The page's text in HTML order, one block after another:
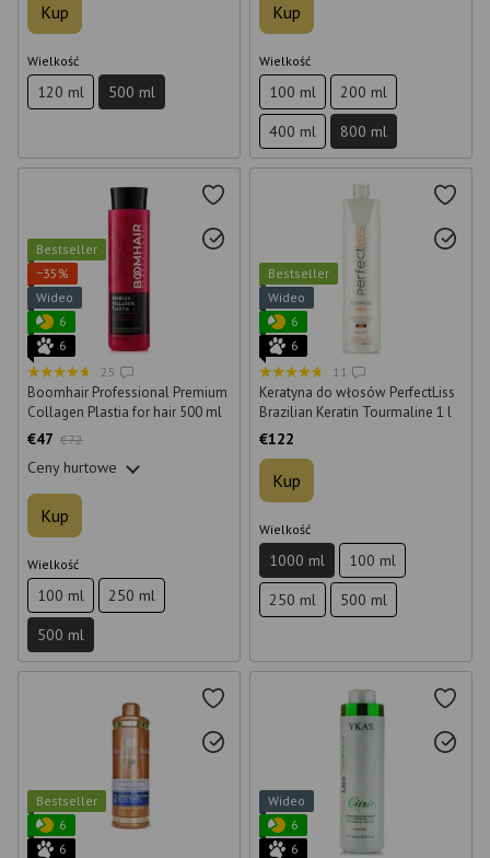
Kup
Wielkość
120 ml 500 ml
Kup
Wielkość
100 ml
200 ml
400 ml
800 ml
Bestseller
−35%
Wideo
6
6
25
Boomhair Professional Premium
Collagen Plastia for hair 500 ml
€47 €72
Ceny hurtowe
Kup
Wielkość
100 ml
250 ml
500 ml
Bestseller
Wideo
6
6
11
Keratyna do włosów PerfectLiss
Brazilian Keratin Tourmaline 1 l
€122
Kup
Wielkość
1000 ml
100 ml
250 ml
500 ml
Bestseller
6
6
Wideo
6
6